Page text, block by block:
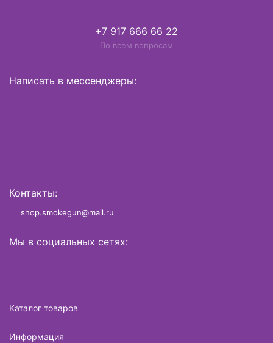
+7 917 666 66 22
По всем вопросам
Написать в мессенджеры:
Контакты:
shop.smokegun@mail.ru
Мы в социальных сетях:
Каталог товаров
Информация